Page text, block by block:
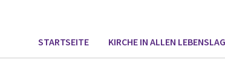
STARTSEITE KIRCHE IN ALLEN